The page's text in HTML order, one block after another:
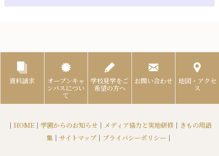
資料請求 オープンキャ
ンパスについ
て
学校見学をご
希望の方へ
お問い合わせ 地図・アクセ
ス
｜ HOME ｜ 学園からのお知らせ ｜ メディア協力と実地研修 ｜ きもの用語
集 ｜ サイトマップ ｜ プライバシーポリシー ｜